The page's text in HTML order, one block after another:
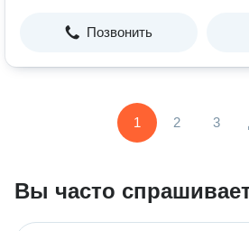
Позвонить
1 2 3
Вы часто